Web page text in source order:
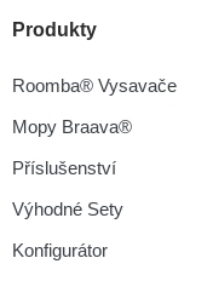
Produkty
Roomba® Vysavače
Mopy Braava®
Příslušenství
Výhodné Sety
Konfigurátor